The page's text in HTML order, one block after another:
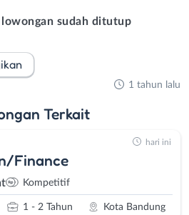
sudah ditutup
1 tahun lalu
Terkait
Finance
Kompetitif
1 - 2 Tahun Kota Bandung
hari ini